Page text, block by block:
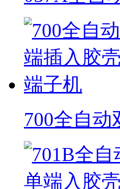
700全自